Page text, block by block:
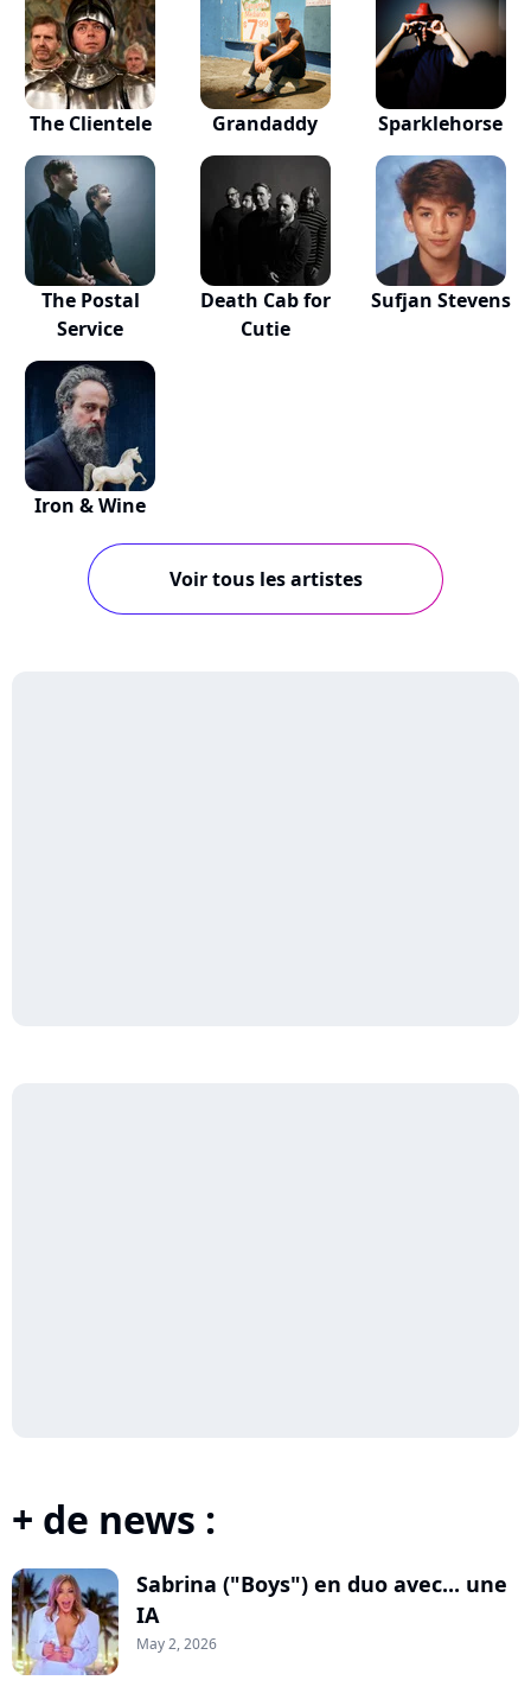
The Clientele Grandaddy Sparklehorse
The Postal
Service
Death Cab for
Cutie
Sufjan Stevens
Iron & Wine
Voir tous les artistes
+ de news :
Sabrina ("Boys") en duo avec... une
IA
May 2, 2026